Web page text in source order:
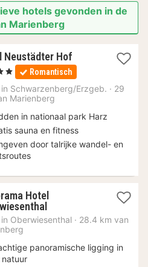
hotels gevonden in de
Marienberg
Neustädter Hof1
nacht
vanaf
126
Romantisch
Schwarzenberg/Erzgeb. · 29
Marienberg
in nationaal park Harz
sauna en fitness
door talrijke wandel- en
Hotel
1
nacht
€
Oberwiesenthal · 28.4 km van
panoramische ligging in